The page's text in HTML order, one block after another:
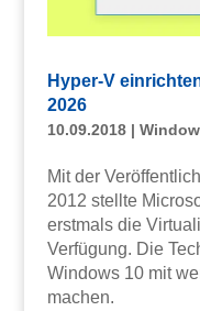
Hyper-V
2026
10.09.2018|
Mit der
2012 stellte
erstmals die
Verfügung. Die
Windows 10 mit
machen.